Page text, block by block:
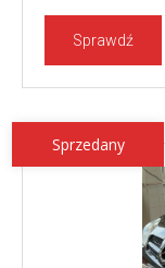
Sprawdź
Sprzedany